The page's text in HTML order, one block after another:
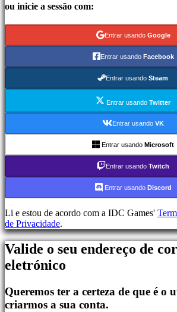
Eventos
Game
Media
Forum
Gifts
Plays
FAQ
Registar-
se
Login
Esqueceu
sua
senha?
Mudar
Lingua
ou inicie a sessão com:
Entrar usando Google
Entrar usando Facebook
Entrar usando Steam
Entrar usando Twitter
Entrar usando VK
Entrar usando Microsoft
Entrar usando Twitch
Entrar usando Discord
Li e estou de acordo com a IDC Games'
de Privacidade.
Valide o seu endereço de
eletrónico
Queremos ter a certeza de que é o
criarmos a sua conta.